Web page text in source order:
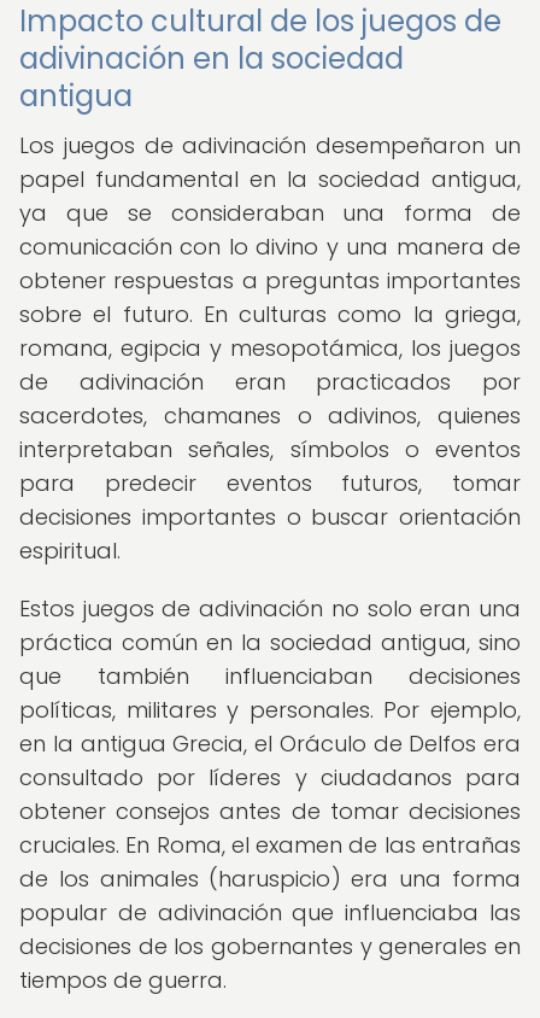
Impacto cultural de los juegos de
adivinación en la sociedad
antigua
Los juegos de adivinación desempeñaron un
papel fundamental en la sociedad antigua,
ya que se consideraban una forma de
comunicación con lo divino y una manera de
obtener respuestas a preguntas importantes
sobre el futuro. En culturas como la griega,
romana, egipcia y mesopotámica, los juegos
de adivinación eran practicados por
sacerdotes, chamanes o adivinos, quienes
interpretaban señales, símbolos o eventos
para predecir eventos futuros, tomar
decisiones importantes o buscar orientación
espiritual.
Estos juegos de adivinación no solo eran una
práctica común en la sociedad antigua, sino
que también influenciaban decisiones
políticas, militares y personales. Por ejemplo,
en la antigua Grecia, el Oráculo de Delfos era
consultado por líderes y ciudadanos para
obtener consejos antes de tomar decisiones
cruciales. En Roma, el examen de las entrañas
de los animales (haruspicio) era una forma
popular de adivinación que influenciaba las
decisiones de los gobernantes y generales en
tiempos de guerra.